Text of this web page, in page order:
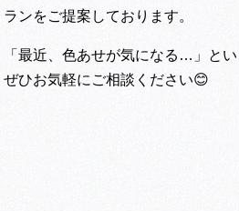
ランをご提案しております。
「最近、色あせが気になる…」とい
ぜひお気軽にご相談ください😊